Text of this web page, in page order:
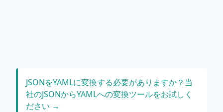
JSONをYAMLに変換する必要がありますか？当
社のJSONからYAMLへの変換ツールをお試しく
ださい →